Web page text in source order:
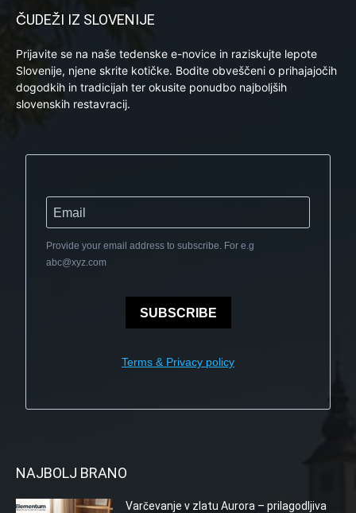
ČUDEŽI IZ SLOVENIJE
Prijavite se na naše tedenske e-novice in raziskujte lepote
Slovenije, njene skrite kotičke. Bodite obveščeni o prihajajočih
dogodkih in tradicijah ter okusite ponudbo najboljših
slovenskih restavracij.
Provide your email address to subscribe. For e.g
abc@xyz.com
SUBSCRIBE
Terms & Privacy policy
NAJBOLJ BRANO
Varčevanje v zlatu Aurora – prilagodljiva